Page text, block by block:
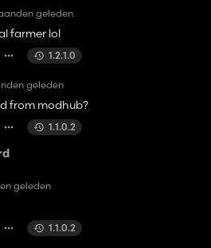
geleden
farmer lol
1.2.1.0
geleden
from modhub?
1.1.0.2
geleden
1.1.0.2